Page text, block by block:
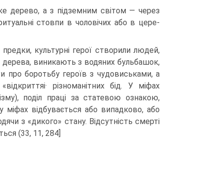
дере­во, а з підземним світом — через
стовпи в чоловічих або в цере­
предки, культурні герої створили людей,
дерева, виникають з водяних бульбашок,
про боротьбу ге­роїв з чудовиськами, а
різноманітних бід. У міфах
поділ праці за статевою ознакою,
міфах відбувається або випадково, або
з «дикого» стану. Відсутність смерті
(33, 11, 284]